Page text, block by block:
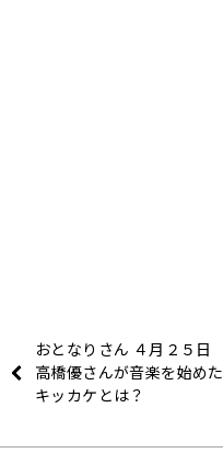
おとなりさん ４月２５日
高橋優さんが音楽を始めた
キッカケとは？